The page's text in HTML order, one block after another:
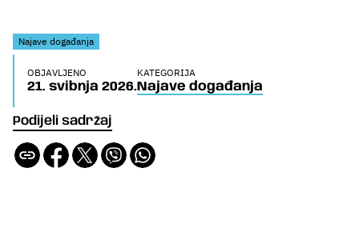
Podijeli sadržaj
Najave događanja
OBJAVLJENO
21. svibnja 2026.
KATEGORIJA
Najave događanja